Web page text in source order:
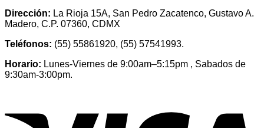
Dirección: La Rioja 15A, San Pedro Zacatenco, Gustavo A.
Madero, C.P. 07360, CDMX
Teléfonos: (55) 55861920, (55) 57541993.
Horario: Lunes-Viernes de 9:00am–5:15pm , Sabados de
9:30am-3:00pm.